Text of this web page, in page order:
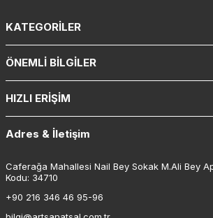
KATEGORILER
ÖNEMLI BILGILER
HIZLI ERIŞIM
Adres & İletişim
Caferağa Mahallesi Nail Bey Sokak M.Ali Bey
Kodu: 34710
+90 216 346 46 95-96